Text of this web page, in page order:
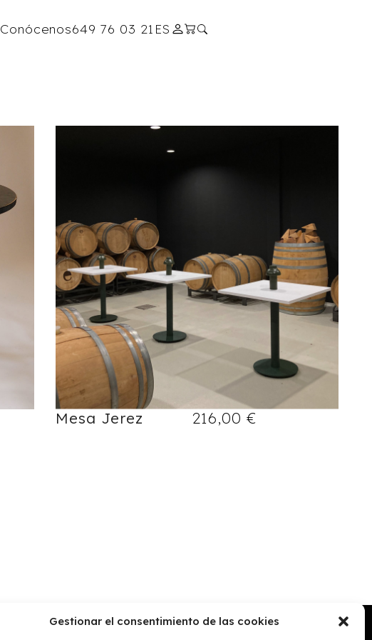
Gestionar el consentimiento de las cookies
Conócenos649 76 03 21 ES
Mesa Jerez 216,00 €